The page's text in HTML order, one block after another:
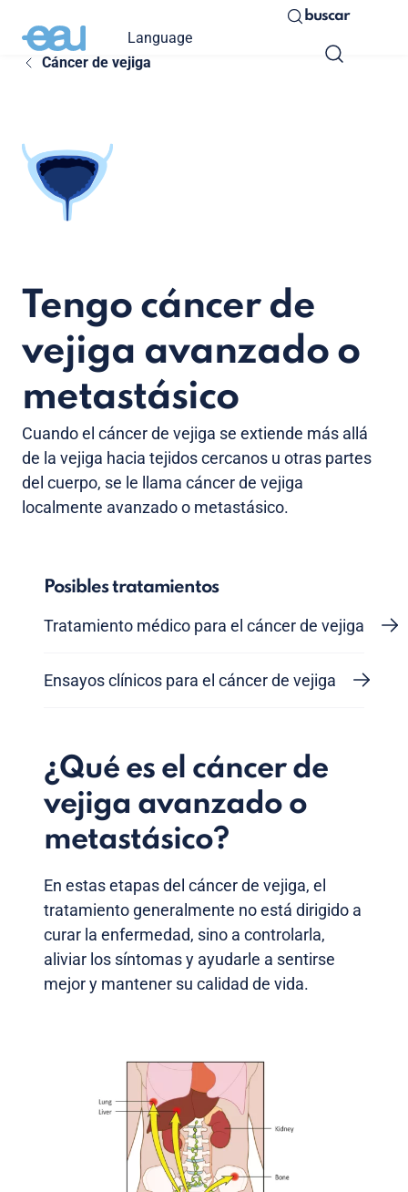
Language
buscar
Cáncer de vejiga
Tengo cáncer de
vejiga avanzado o
metastásico
Cuando el cáncer de vejiga se extiende más allá
de la vejiga hacia tejidos cercanos u otras partes
del cuerpo, se le llama cáncer de vejiga
localmente avanzado o metastásico.
Posibles tratamientos
Tratamiento médico para el cáncer de vejiga
Ensayos clínicos para el cáncer de vejiga
¿Qué es el cáncer de
vejiga avanzado o
metastásico?
En estas etapas del cáncer de vejiga, el
tratamiento generalmente no está dirigido a
curar la enfermedad, sino a controlarla,
aliviar los síntomas y ayudarle a sentirse
mejor y mantener su calidad de vida.